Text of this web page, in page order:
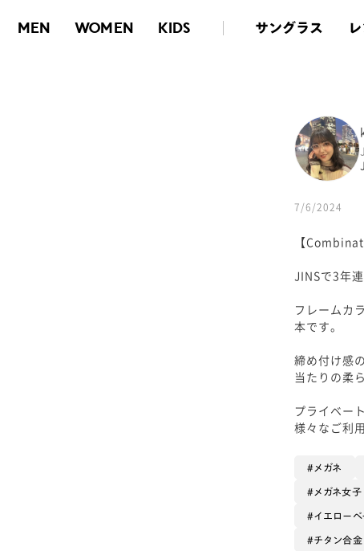
MEN WOMEN KIDS サングラス
7/6/2024
【
JINSで3年
フレームカ
本です。
締め付け感
当たりの柔
プライベー
様々なご利
メガネ
メガネ女子
イエローベ
チタン合